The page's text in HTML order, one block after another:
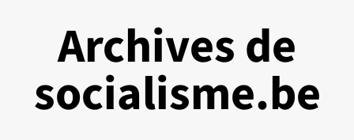
Archives de
socialisme.be